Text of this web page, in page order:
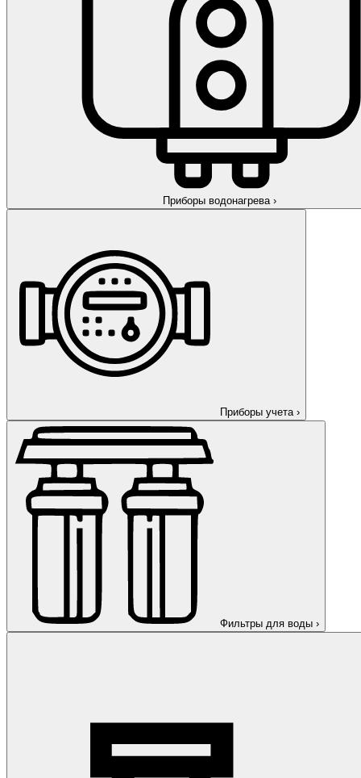
Приборы водонагрева ›
Приборы учета ›
Фильтры для воды ›